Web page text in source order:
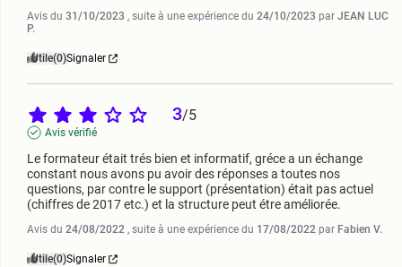
Avis du 31/10/2023 , suite à une expérience du 24/10/2023 par JEAN LUC
P.
Utile(0)Signaler
3/5
Avis vérifié
Le formateur était trés bien et informatif, gréce a un échange
constant nous avons pu avoir des réponses a toutes nos
questions, par contre le support (présentation) était pas actuel
(chiffres de 2017 etc.) et la structure peut étre améliorée.
Avis du 24/08/2022 , suite à une expérience du 17/08/2022 par Fabien V.
Utile(0)Signaler